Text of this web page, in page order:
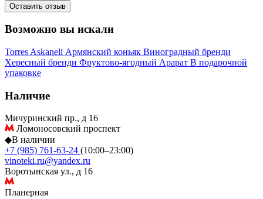
Оставить отзыв
Возможно вы искали
Torres Askaneli Армянский коньяк Виноградный бренди
Хересный бренди Фруктово-ягодный Арарат В подарочной
упаковке
Наличие
Мичуринский пр., д 16
Ломоносовский проспект
◆В наличии
+7 (985) 761-63-24 (10:00–23:00)
vinoteki.ru@yandex.ru
Воротынская ул., д 16
Планерная